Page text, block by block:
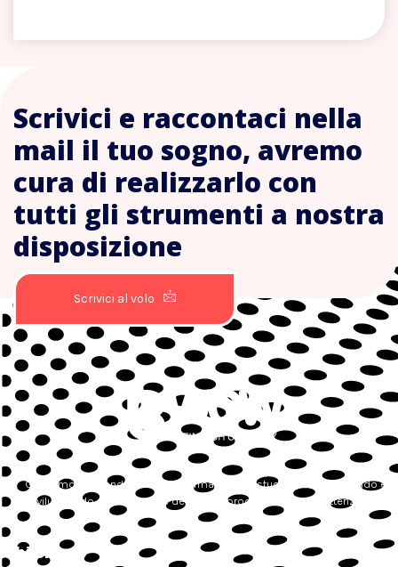
Scrivici e raccontaci nella
mail il tuo sogno, avremo
cura di realizzarlo con
tutti gli strumenti a nostra
disposizione
Scrivici al volo
Guidiamo le aziende nella loro forma digitale studiando, progettando e
sviluppando sulle esigenze dei singoli processi che la caratterizzano,
Chi Siamo